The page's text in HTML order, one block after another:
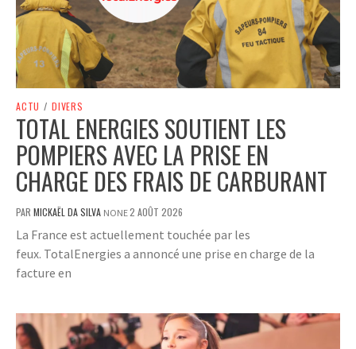
ACTU / DIVERS
TOTAL ENERGIES SOUTIENT LES
POMPIERS AVEC LA PRISE EN
CHARGE DES FRAIS DE CARBURANT
PAR MICKAËL DA SILVA NONE2 AOÛT 2026
La France est actuellement touchée par les
feux. TotalEnergies a annoncé une prise en charge de la
facture en